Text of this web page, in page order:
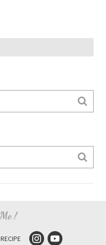
RECIPE